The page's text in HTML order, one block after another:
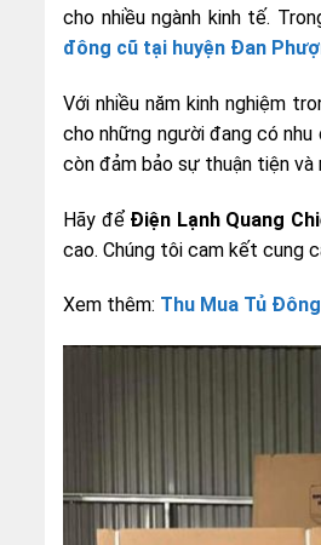
cho nhiều ngành kinh tế.
đông cũ tại huyện Đan
Với nhiều năm kinh nghiệm
cho những người đang có
còn đảm bảo sự thuận tiện và
Hãy để Điện Lạnh Quang
cao. Chúng tôi cam kết cung
Xem thêm: Thu Mua Tủ